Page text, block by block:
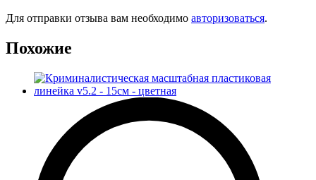
Для отправки отзыва вам необходимо авторизоваться.
Похожие